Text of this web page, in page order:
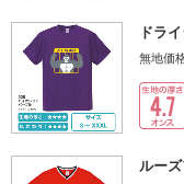
ドラ
無地価
ルーズ